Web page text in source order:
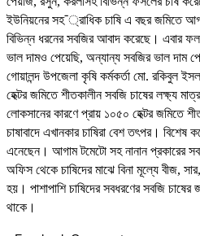
ইউনিয়নের সহ¯্রাধিক চাষি এ বছর জমিতে
বিভিন্ন ধরনের সবজির আবাদ করেছে। এবার
ভাল দামও পেয়েছি, অন্যান্য সবজির ভাল দাম
গোয়ালন্দ উপজেলা কৃষি কর্মকর্তা মো. রকিবুল
হেক্টর জমিতে শীতকালীন সবজি চাষের লক্ষ্য
লোকসানের কারণে প্রায় ১০৫০ হেক্টর জমিতে
চাষাবাদে এখানকার চাষিরা বেশ তৎপর।
এনেছেন। আগাম টমেটো সহ নানান প্রকারের
অফিস থেকে চাষিদের মাঝে বিনা মূল্যে বীজ,
হয়। পাশাপাশি চাষিদের সবধরণের সবজি
থাকে।